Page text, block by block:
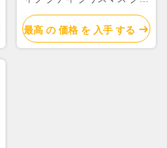
フト紙 ギフト バッグ Xmas
デコレーションパーティのた
めの自分のロゴ
最高 の 価格 を 入手 する